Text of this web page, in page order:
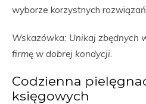
wyborze korzystnych
Wskazówka: Unikaj zbędnych
firmę w dobrej kondycji.
Codzienna
księgowych